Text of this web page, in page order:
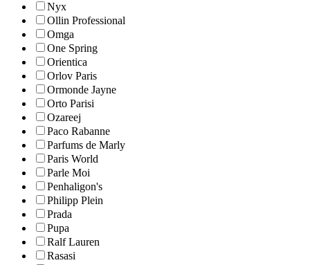
Nyx
Ollin Professional
Omga
One Spring
Orientica
Orlov Paris
Ormonde Jayne
Orto Parisi
Ozareej
Paco Rabanne
Parfums de Marly
Paris World
Parle Moi
Penhaligon's
Philipp Plein
Prada
Pupa
Ralf Lauren
Rasasi